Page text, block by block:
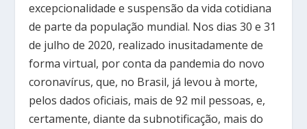
excepcionalidade e suspensão da vida cotidiana
de parte da população mundial. Nos dias 30 e 31
de julho de 2020, realizado inusitadamente de
forma virtual, por conta da pandemia do novo
coronavírus, que, no Brasil, já levou à morte,
pelos dados oficiais, mais de 92 mil pessoas, e,
certamente, diante da subnotificação, mais do